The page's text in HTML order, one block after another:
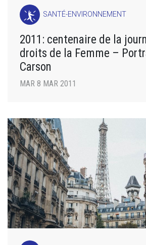
SANTÉ-ENVIRONNEMENT
2011: centenaire de la
droits de la Femme –
Carson
MAR 8 MAR 2011